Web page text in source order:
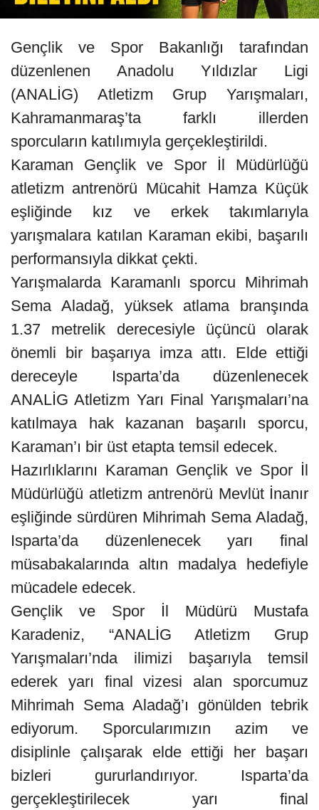
Gençlik ve Spor Bakanlığı tarafından
düzenlenen Anadolu Yıldızlar Ligi
(ANALİG) Atletizm Grup Yarışmaları,
Kahramanmaraş’ta farklı illerden
sporcuların katılımıyla gerçekleştirildi.
Karaman Gençlik ve Spor İl Müdürlüğü
atletizm antrenörü Mücahit Hamza Küçük
eşliğinde kız ve erkek takımlarıyla
yarışmalara katılan Karaman ekibi, başarılı
performansıyla dikkat çekti.
Yarışmalarda Karamanlı sporcu Mihrimah
Sema Aladağ, yüksek atlama branşında
1.37 metrelik derecesiyle üçüncü olarak
önemli bir başarıya imza attı. Elde ettiği
dereceyle Isparta’da düzenlenecek
ANALİG Atletizm Yarı Final Yarışmaları’na
katılmaya hak kazanan başarılı sporcu,
Karaman’ı bir üst etapta temsil edecek.
Hazırlıklarını Karaman Gençlik ve Spor İl
Müdürlüğü atletizm antrenörü Mevlüt İnanır
eşliğinde sürdüren Mihrimah Sema Aladağ,
Isparta’da düzenlenecek yarı final
müsabakalarında altın madalya hedefiyle
mücadele edecek.
Gençlik ve Spor İl Müdürü Mustafa
Karadeniz, “ANALİG Atletizm Grup
Yarışmaları’nda ilimizi başarıyla temsil
ederek yarı final vizesi alan sporcumuz
Mihrimah Sema Aladağ’ı gönülden tebrik
ediyorum. Sporcularımızın azim ve
disiplinle çalışarak elde ettiği her başarı
bizleri gururlandırıyor. Isparta’da
gerçekleştirilecek yarı final